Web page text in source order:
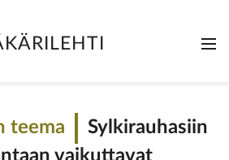
teema
Sylkirauhasiin
vaikuttavat